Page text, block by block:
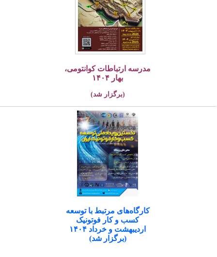
مدرسه ارتباطات کوانتومی،
بهار ۱۴۰۴
(برگزار شد)
کارگاه‌های مرتبط با توسعه
کسب و کار فوتونیک
اردیبهشت و خرداد ۱۴۰۴
(برگزار شد)